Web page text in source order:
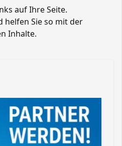
auf Ihre Seite.
helfen Sie so mit der
Inhalte.